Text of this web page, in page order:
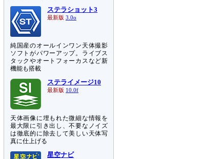
ステラショット3
最新版 3.0o
純国産のオールインワン天体撮影
ソフトがパワーアップ。ライブス
タックやオートフォーカスなど新
機能も搭載
ステライメージ10
最新版 10.0f
天体画像に埋もれた微細な情報を
最大限に引き出し、不要なノイズ
は徹底的に除去して美しい天体写
真に仕上げる
星空ナビ